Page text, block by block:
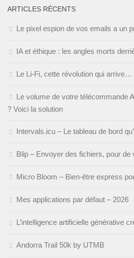
ARTICLES RÉCENTS
Le pixel espion de vos emails a un
IA et éthique : les angles morts
Le Li-Fi, cette révolution qui arrive…
Le volume de votre télécommande
? Voici la solution
Intervals.icu – Le tableau de bord
Blip – Envoyer des fichiers, pour de
Micro Bloom – Bien-être express
Mes applications par défaut – 2026
L’intelligence artificielle générative
Andorra Trail 50k by UTMB